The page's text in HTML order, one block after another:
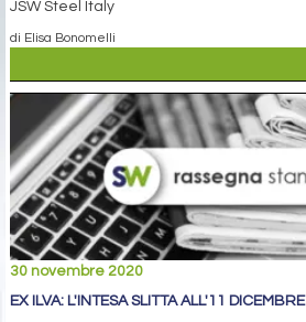
JSW Steel Italy
di Elisa Bonomelli
30 novembre 2020
EX ILVA: L'INTESA SLITTA ALL'11 DICEMBRE